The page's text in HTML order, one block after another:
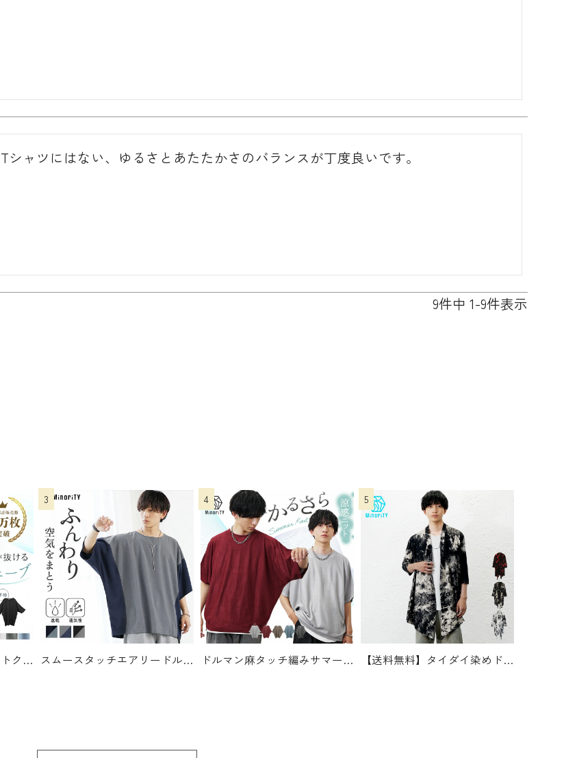
Tシャツにはない、ゆるさとあたたかさのバランスが丁度良いです。
9件中 1-9件表示
ルーズドルマンシルエットクルーネックTシャツ 2750 スムースタッチエアリードルマンTシャツ 4400 ドルマン麻タッチ編みサマーニット 3520 【送料無料】タイダイ染めドレープカーデガン